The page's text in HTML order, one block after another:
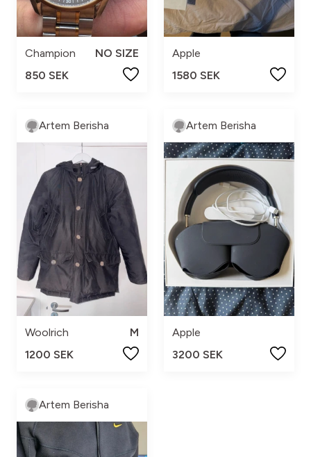
Champion
NO SIZE
850 SEK
Apple
1580 SEK
Artem Berisha
Woolrich
M
1200 SEK
Artem Berisha
Apple
3200 SEK
Artem Berisha